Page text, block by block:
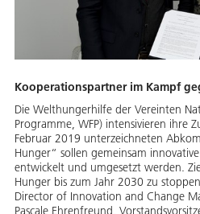
Kooperationspartner im Kampf
Die Welthungerhilfe der Vereinten
Programme, WFP) intensivieren ihre
Februar 2019 unterzeichneten
Hunger“ sollen gemeinsam
entwickelt und umgesetzt werden.
Hunger bis zum Jahr 2030 zu
Director of Innovation and Change